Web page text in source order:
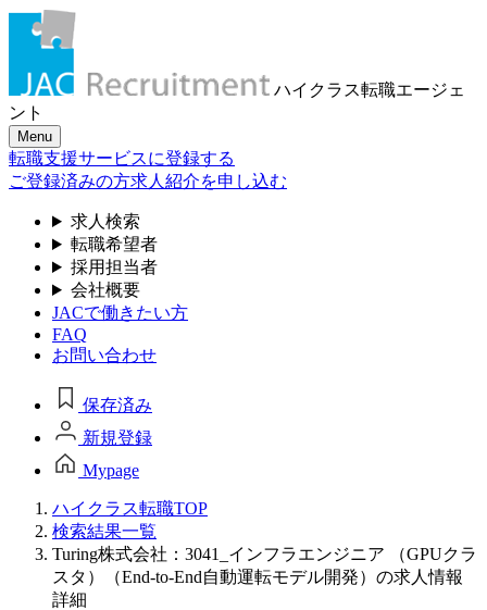
ハイクラス転職エージェ
ント
Menu
転職支援サービスに登録する
ご登録済みの方求人紹介を申し込む
求人検索
転職希望者
採用担当者
会社概要
JACで働きたい方
FAQ
お問い合わせ
保存済み
新規登録
Mypage
ハイクラス転職TOP
検索結果一覧
Turing株式会社：3041_インフラエンジニア （GPUクラ
スタ）（End-to-End自動運転モデル開発）の求人情報
詳細